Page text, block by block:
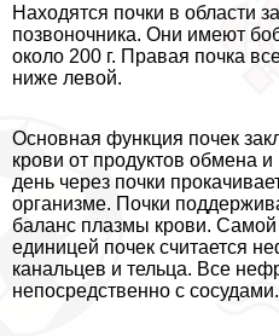
Находятся почки в области
позвоночника. Они имеют
около 200 г. Правая почка
ниже левой.
Основная функция почек
крови от продуктов обмена
день через почки
организме. Почки
баланс плазмы крови. Самой
единицей почек считается
кaнaльцев и тельца. Все
непосредственно с сосудами.